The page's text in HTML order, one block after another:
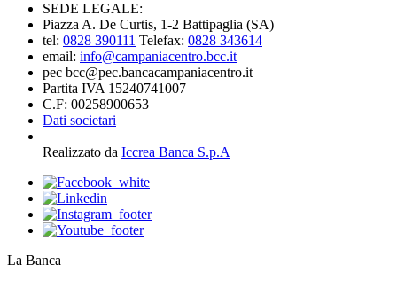
SEDE LEGALE:
Piazza A. De Curtis, 1-2 Battipaglia (SA)
tel: 0828 390111 Telefax: 0828 343614
email: info@campaniacentro.bcc.it
pec bcc@pec.bancacampaniacentro.it
Partita IVA 15240741007
C.F: 00258900653
Dati societari
Realizzato da Iccrea Banca S.p.A
La Banca